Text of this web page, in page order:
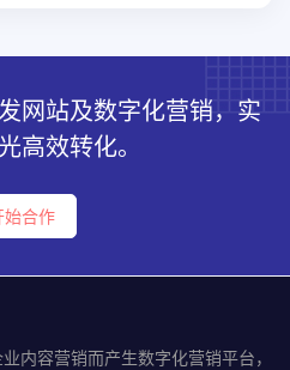
网站及数字化营销，实
高效转化。
始合作
内容营销而产生数字化营销平台，